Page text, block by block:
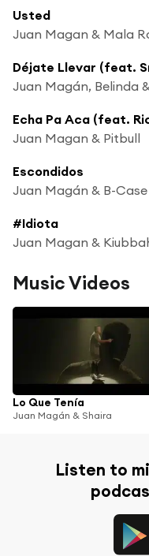
Usted
Juan Magan & Mala
Déjate Llevar (feat.
Juan Magán, Belinda
Echa Pa Aca (feat.
Juan Magan & Pitbull
Escondidos
Juan Magán & B-Case
#Idiota
Juan Magan &
Music Videos
Lo Que Tenía
Juan Magán & Shaira
Listen to